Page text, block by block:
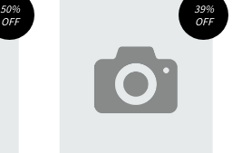
50%
OFF
39%
OFF